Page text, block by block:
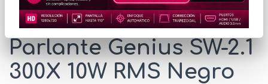
* Las imágenes se exhiben con fines ilustrativos.
Parlante Genius SW-2.1
300X 10W RMS Negro